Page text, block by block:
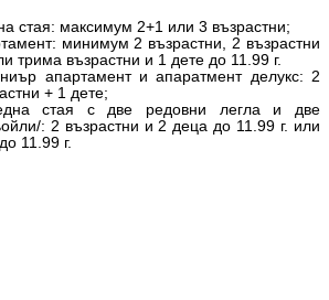
стая: максимум 2+1 или 3 възрастни;
минимум 2 възрастни, 2 възрастни
трима възрастни и 1 дете до 11.99 г.
апартамент и апаратмент делукс: 2
+ 1 дете;
стая с две редовни легла и две
: 2 възрастни и 2 деца до 11.99 г. или
11.99 г.